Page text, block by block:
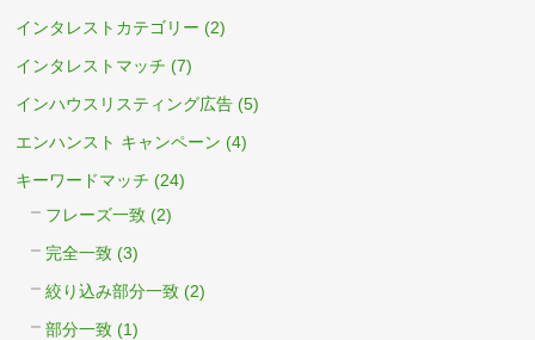
インタレストカテゴリー (2)
インタレストマッチ (7)
インハウスリスティング広告 (5)
エンハンスト キャンペーン (4)
キーワードマッチ (24)
フレーズ一致 (2)
完全一致 (3)
絞り込み部分一致 (2)
部分一致 (1)